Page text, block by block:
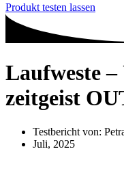
Produkt testen lassen
Laufweste
zeitgeist
Testbericht von:
Juli, 2025